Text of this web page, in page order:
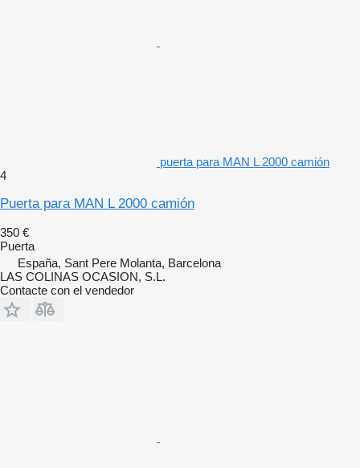
puerta para MAN L 2000 camión
4
Puerta para MAN L 2000 camión
350 €
Puerta
España, Sant Pere Molanta, Barcelona
LAS COLINAS OCASION, S.L.
Contacte con el vendedor